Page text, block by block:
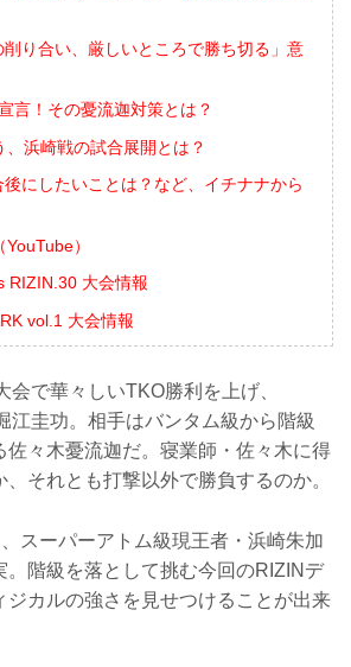
り合い、厳しいところで勝ち切る」意
言！その憂流迦対策とは？
浜崎戦の試合展開とは？
にしたいことは？など、イチナナから
）
RIZIN.30 大会情報
vol.1 大会情報
会で華々しいTKO勝利を上げ、
江圭功。相手はバンタム級から階級
佐々木憂流迦だ。寝業師・佐々木に得
それとも打撃以外で勝負するのか。
スーパーアトム級現王者・浜崎朱加
。階級を落として挑む今回のRIZINデ
ジカルの強さを見せつけることが出来